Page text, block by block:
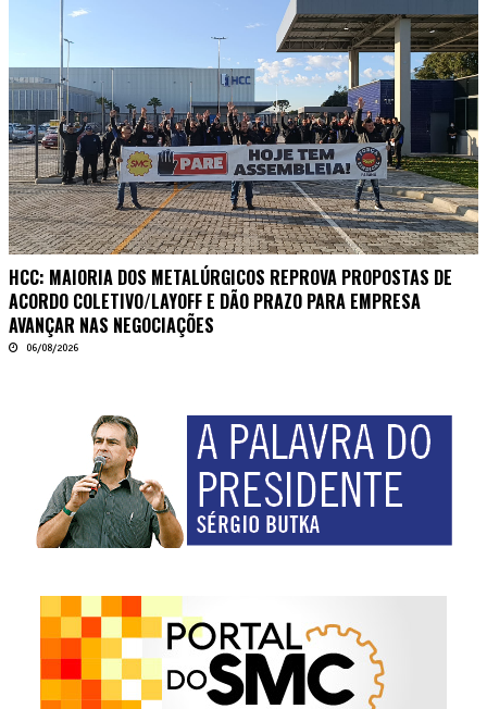
HCC: MAIORIA DOS METALÚRGICOS REPROVA PROPOSTAS DE
ACORDO COLETIVO/LAYOFF E DÃO PRAZO PARA EMPRESA
AVANÇAR NAS NEGOCIAÇÕES
06/08/2026